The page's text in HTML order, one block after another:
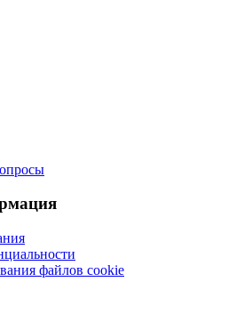
файлов cookie